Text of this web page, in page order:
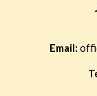
Email: